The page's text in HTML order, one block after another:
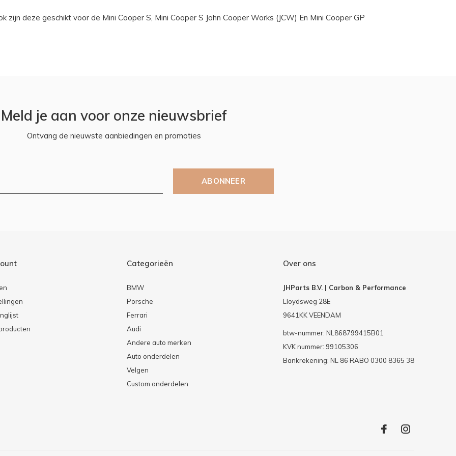
zijn deze geschikt voor de Mini Cooper S, Mini Cooper S John Cooper Works (JCW) En Mini Cooper GP
Meld je aan voor onze nieuwsbrief
Ontvang de nieuwste aanbiedingen en promoties
ABONNEER
Categorieën
BMW
Porsche
Ferrari
Audi
Andere auto merken
Auto onderdelen
Velgen
Custom onderdelen
Over ons
JHParts B.V. | Carbon & Performance
Lloydsweg 28E
9641KK VEENDAM
btw-nummer: NL868799415B01
KVK nummer: 99105306
Bankrekening: NL 86 RABO 0300 8365 38